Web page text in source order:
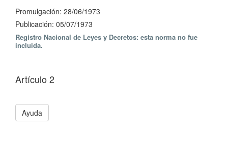
Promulgación: 28/06/1973
Publicación: 05/07/1973
Registro Nacional de Leyes y Decretos: esta norma no fue
incluida.
Artículo 2
Ayuda